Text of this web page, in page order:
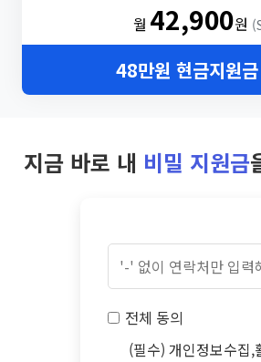
월 42,900원
48만원 현금지원
지금 바로 내 비밀 지원금
전체 동의
(필수) 개인정보수집,